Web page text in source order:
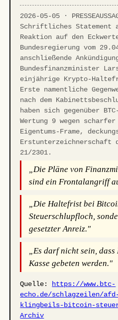
2026-05-05 ·
Schriftliches Statement
Reaktion auf den
Bundesregierung vom
anschließende
Bundesfinanzminister
einjährige Krypto-
Erste namentliche
nach dem
haben sich gegenüber
Wertung 9 wegen
Eigentums-Frame,
Erstunterzeichnerschaft
21/2301.
„Die Pläne von
sind ein Frontalangriff
„Die Haltefrist bei
Steuerschlupfloch,
gesetzter Anreiz."
„Es darf nicht sein,
Kasse gebeten werden."
Quelle: https://www.btc-
echo.de/schlagzeilen/
klingbeils-bitcoin-
Archiv